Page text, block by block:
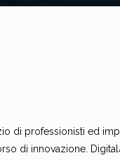
di professionisti ed
di innovazione.